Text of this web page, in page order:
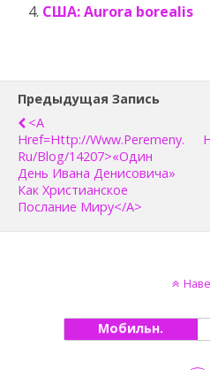
США: Aurora borealis
Предыдущая Запись
<a
Href=http://www.peremeny.
Ru/blog/14207>«Один
День Ивана Денисовича»
Как Христианское
Послание Миру</a>
Мобильн.